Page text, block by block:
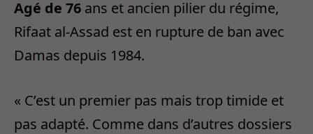
Agé de 76 ans et ancien pilier du régime,
Rifaat al-Assad est en rupture de ban avec
Damas depuis 1984.
« C’est un premier pas mais trop timide et
pas adapté. Comme dans d’autres dossiers